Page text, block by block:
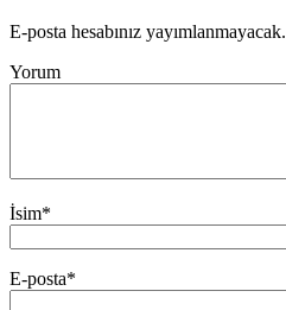
E-posta hesabınız yayımlanmayacak.
Yorum
İsim*
E-posta*